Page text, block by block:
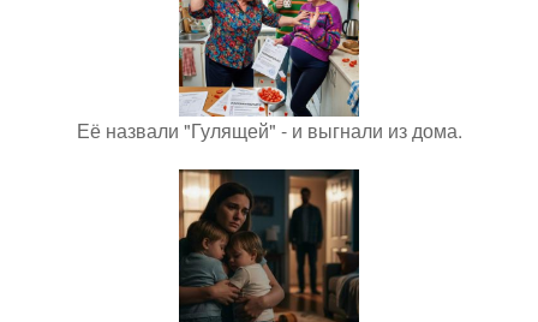
Её назвали "Гулящей" - и выгнали из дома.